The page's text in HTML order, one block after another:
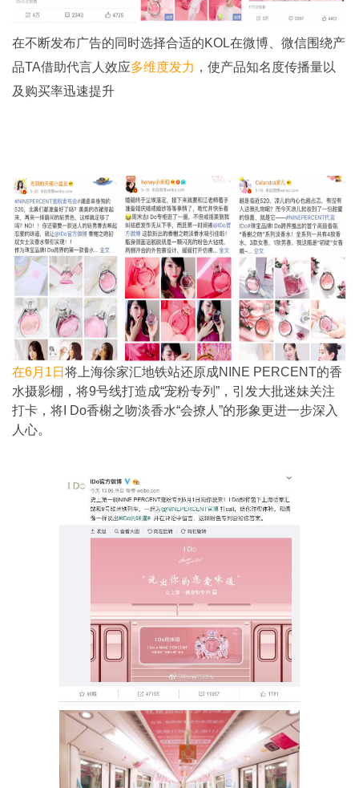
在不断发布广告的同时选择合适的KOL在微博、微信围绕产
品TA借助代言人效应多维度发力 ，使产品知名度传播量以
及购买率迅速提升
在6月1日 将上海徐家汇地铁站还原成NINE PERCENT的香
水摄影棚，将9号线打造成“宠粉专列”，引发大批迷妹关注
打卡，将I Do香榭之吻淡香水“会撩人”的形象更进一步深入
人心。